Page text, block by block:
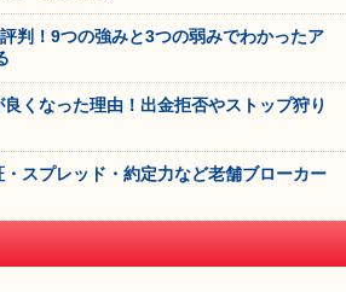
判！9つの強みと3つの弱みでわかったア
くなった理由！出金拒否やストップ狩り
スプレッド・約定力など老舗ブローカー